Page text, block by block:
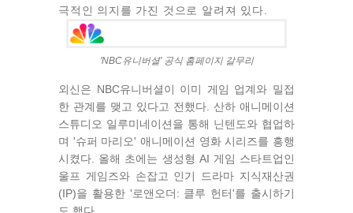
극적인 의지를 가진 것으로 알려져 있다.
'NBC유니버셜' 공식 홈페이지 갈무리
외신은 NBC유니버셜이 이미 게임 업계와 밀접
한 관계를 맺고 있다고 전했다. 산하 애니메이션
스튜디오 일루미네이션을 통해 닌텐도와 협업하
며 '슈퍼 마리오' 애니메이션 영화 시리즈를 흥행
시켰다. 올해 초에는 생성형 AI 게임 스타트업인
울프 게임즈와 손잡고 인기 드라마 지식재산권
(IP)을 활용한 '로앤오더: 클루 헌터'를 출시하기
도 했다.